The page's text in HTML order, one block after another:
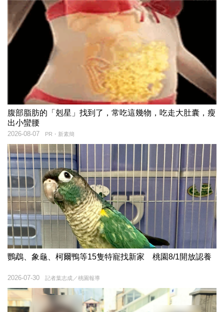
腹部脂肪的「剋星」找到了，常吃這幾物，吃走大肚囊，瘦
出小蠻腰
PR・新素簡
2026-08-07
鸚鵡、象龜、柯爾鴨等15隻特寵找新家 桃園8/1開放認養
記者葉志成／桃園報導
2026-07-30